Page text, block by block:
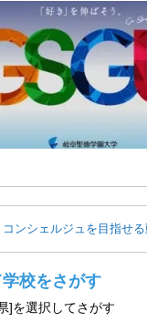
ンシェルジュを目指せ
校をさがす
]を選択してさがす